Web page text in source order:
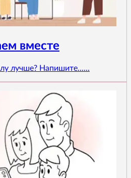
вместе
лучше? Напишите......